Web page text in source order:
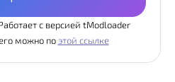
с версией tModloader
можно по этой ссылке